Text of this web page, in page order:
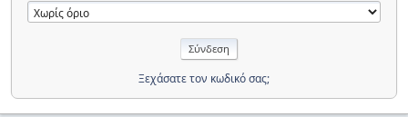
Ξεχάσατε τον κωδικό σας;